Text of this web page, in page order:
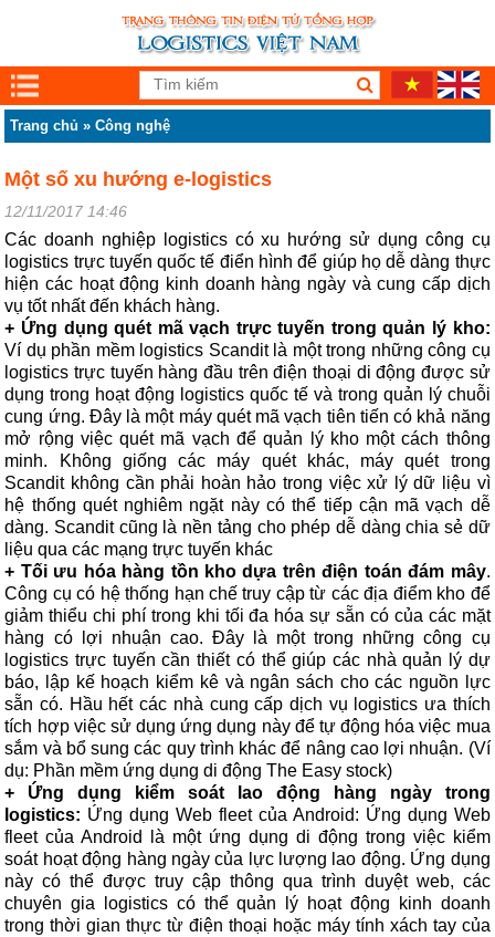
Trang chủ »Công nghệ
Một số xu hướng e-logistics
12/11/2017 14:46
Các doanh nghiệp logistics có xu hướng sử dụng công cụ
logistics trực tuyến quốc tế điển hình để giúp họ dễ dàng thực
hiện các hoạt động kinh doanh hàng ngày và cung cấp dịch
vụ tốt nhất đến khách hàng.
+ Ứng dụng quét mã vạch trực tuyến trong quản lý kho:
Ví dụ phần mềm logistics Scandit là một trong những công cụ
logistics trực tuyến hàng đầu trên điện thoại di động được sử
dụng trong hoạt động logistics quốc tế và trong quản lý chuỗi
cung ứng. Đây là một máy quét mã vạch tiên tiến có khả năng
mở rộng việc quét mã vạch để quản lý kho một cách thông
minh. Không giống các máy quét khác, máy quét trong
Scandit không cần phải hoàn hảo trong việc xử lý dữ liệu vì
hệ thống quét nghiêm ngặt này có thể tiếp cận mã vạch dễ
dàng. Scandit cũng là nền tảng cho phép dễ dàng chia sẻ dữ
liệu qua các mạng trực tuyến khác
+ Tối ưu hóa hàng tồn kho dựa trên điện toán đám mây.
Công cụ có hệ thống hạn chế truy cập từ các địa điểm kho để
giảm thiểu chi phí trong khi tối đa hóa sự sẵn có của các mặt
hàng có lợi nhuận cao. Đây là một trong những công cụ
logistics trực tuyến cần thiết có thể giúp các nhà quản lý dự
báo, lập kế hoạch kiểm kê và ngân sách cho các nguồn lực
sẵn có. Hầu hết các nhà cung cấp dịch vụ logistics ưa thích
tích hợp việc sử dụng ứng dụng này để tự động hóa việc mua
sắm và bổ sung các quy trình khác để nâng cao lợi nhuận. (Ví
dụ: Phần mềm ứng dụng di động The Easy stock)
+ Ứng dụng kiểm soát lao động hàng ngày trong
logistics: Ứng dụng Web fleet của Android: Ứng dụng Web
fleet của Android là một ứng dụng di động trong việc kiểm
soát hoạt động hàng ngày của lực lượng lao động. Ứng dụng
này có thể được truy cập thông qua trình duyệt web, các
chuyên gia logistics có thể quản lý hoạt động kinh doanh
trong thời gian thực từ điện thoại hoặc máy tính xách tay của